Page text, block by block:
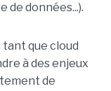
de données...).
que cloud
à des enjeux
de